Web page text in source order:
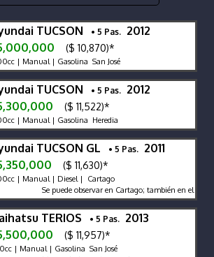
TUCSON • 5 Pas. 2012
($ 10,870)*
| Manual | Gasolina San José
TUCSON • 5 Pas. 2012
($ 11,522)*
| Manual | Gasolina Heredia
TUCSON GL • 5 Pas. 2011
($ 11,630)*
| Manual | Diesel | Cartago
Se puede observar en Cartago; también en el
TERIOS • 5 Pas. 2013
($ 11,957)*
| Manual | Gasolina San José